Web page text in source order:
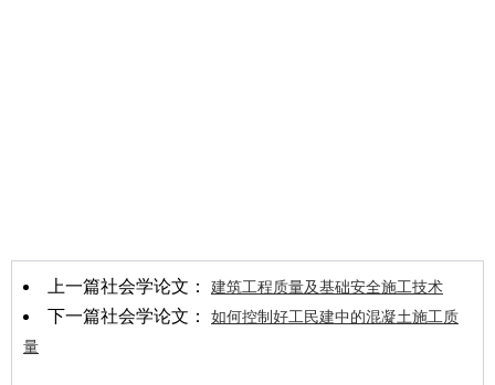
上一篇社会学论文： 建筑工程质量及基础安全施工技术
下一篇社会学论文： 如何控制好工民建中的混凝土施工质
量